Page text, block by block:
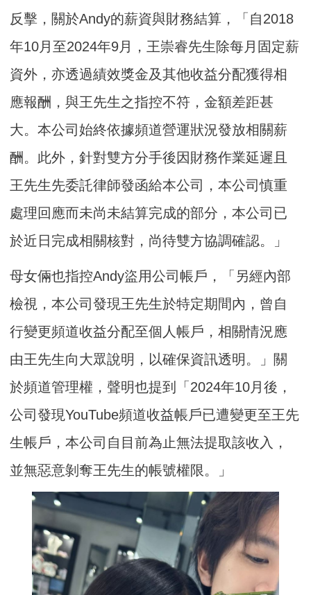
反擊，關於Andy的薪資與財務結算，「自2018
年10月至2024年9月，王崇睿先生除每月固定薪
資外，亦透過績效獎金及其他收益分配獲得相
應報酬，與王先生之指控不符，金額差距甚
大。本公司始終依據頻道營運狀況發放相關薪
酬。此外，針對雙方分手後因財務作業延遲且
王先生先委託律師發函給本公司，本公司慎重
處理回應而未尚未結算完成的部分，本公司已
於近日完成相關核對，尚待雙方協調確認。」
母女倆也指控Andy盜用公司帳戶，「另經內部
檢視，本公司發現王先生於特定期間內，曾自
行變更頻道收益分配至個人帳戶，相關情況應
由王先生向大眾說明，以確保資訊透明。」關
於頻道管理權，聲明也提到「2024年10月後，
公司發現YouTube頻道收益帳戶已遭變更至王先
生帳戶，本公司自目前為止無法提取該收入，
並無惡意剝奪王先生的帳號權限。」